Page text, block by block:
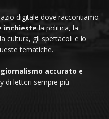
digitale dove raccontiamo
inchieste la politica, la
cultura, gli spettacoli e lo
tematiche.
giornalismo accurato e
di lettori sempre più